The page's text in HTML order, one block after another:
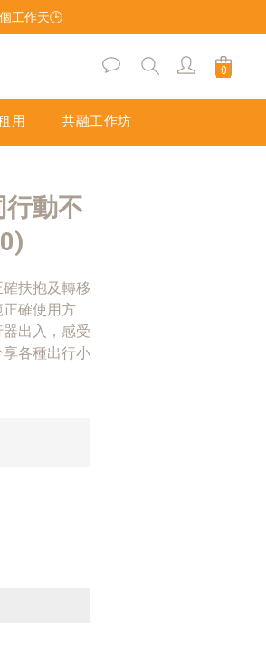
工作天🕒
用 共融工作坊
動不
扶抱及轉移
確使用方
出入，感受
各種出行小